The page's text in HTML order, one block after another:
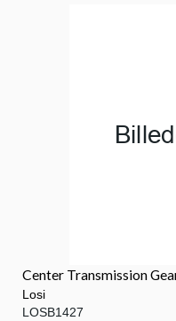
Center Transmission
Losi
LOSB1427